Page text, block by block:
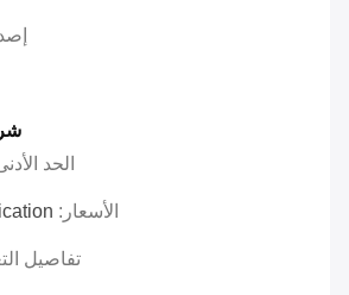
الحد
الأسعار:
تفاصيل